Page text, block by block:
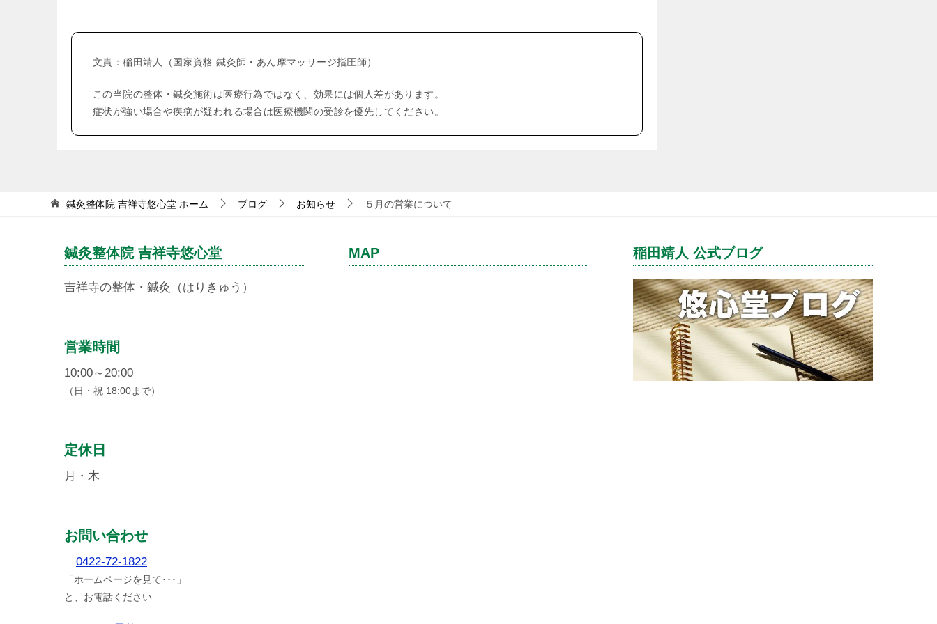
ゲ
ン
文責：稲田靖人（国家資格 鍼灸師・あん摩マッサージ指圧師）
この当院の整体・鍼灸施術は医療行為ではなく、効果には個人差があります。
症状が強い場合や疾病が疑われる場合は医療機関の受診を優先してください。
鍼灸整体院 吉祥寺悠心堂 ホーム ブログ お知らせ ５月の営業について
鍼灸整体院 吉祥寺悠心堂
吉祥寺の整体・鍼灸（はりきゅう）
営業時間
10:00～20:00
（日・祝 18:00まで）
定休日
月・木
お問い合わせ
0422-72-1822
「ホームページを見て･･･」
と、お電話ください
MAP 稲田靖人 公式ブログ